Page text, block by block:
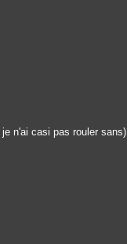
n'ai casi pas rouler sans)